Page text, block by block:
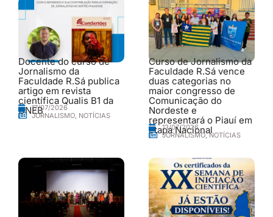
Docente do curso de
Jornalismo da
Faculdade R.Sá publica
artigo em revista
científica Qualis B1 da
UNEB17/07/2026
JORNALISMO, NOTÍCIAS
Curso de Jornalismo da
Faculdade R.Sá vence
duas categorias no
maior congresso de
Comunicação do
Nordeste e
representará o Piauí em
etapa Nacional
13/07/2026
JORNALISMO,NOTÍCIAS